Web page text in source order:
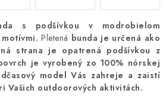
s podšívkou v modrobielom
Pletená bunda je určená ako
strana je opatrená podšívkou z
je vyrobený zo 100% nórskej
model Vás zahreje a zaistí
Vašich outdoorových aktivitách.